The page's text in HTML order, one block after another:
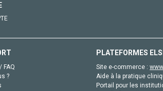
FAQ
?
PLATEFORMES
Site e-commerce :
Aide à la pratique
Portail pour les